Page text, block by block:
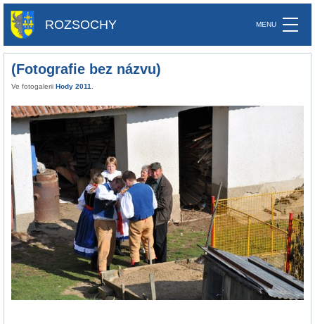
ROZSOCHY
(Fotografie bez názvu)
Ve fotogalerii Hody 2011